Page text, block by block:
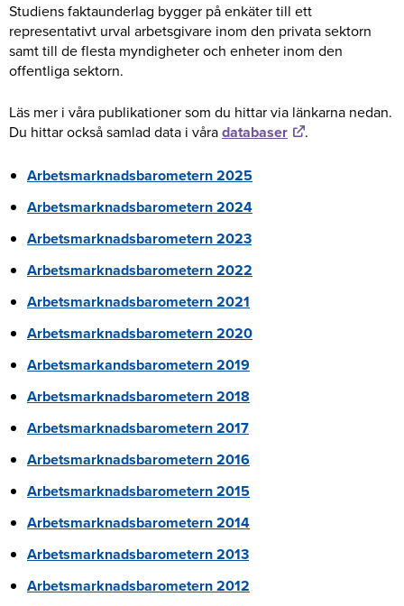
Studiens faktaunderlag bygger på enkäter till ett
representativt urval arbetsgivare inom den privata sektorn
samt till de flesta myndigheter och enheter inom den
offentliga sektorn.
Läs mer i våra publikationer som du hittar via länkarna nedan.
Du hittar också samlad data i våradatabaser .
Arbetsmarknadsbarometern 2025
Arbetsmarknadsbarometern 2024
Arbetsmarknadsbarometern 2023
Arbetsmarknadsbarometern 2022
Arbetsmarknadsbarometern 2021
Arbetsmarknadsbarometern 2020
Arbetsmarkandsbarometern 2019
Arbetsmarknadsbarometern 2018
Arbetsmarknadsbarometern 2017
Arbetsmarknadsbarometern 2016
Arbetsmarknadsbarometern 2015
Arbetsmarknadsbarometern 2014
Arbetsmarknadsbarometern 2013
Arbetsmarknadsbarometern 2012